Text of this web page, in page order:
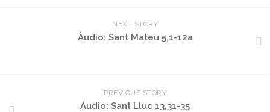
NEXT STORY
Àudio: Sant Mateu 5,1-12a
PREVIOUS STORY
Àudio: Sant Lluc 13,31-35